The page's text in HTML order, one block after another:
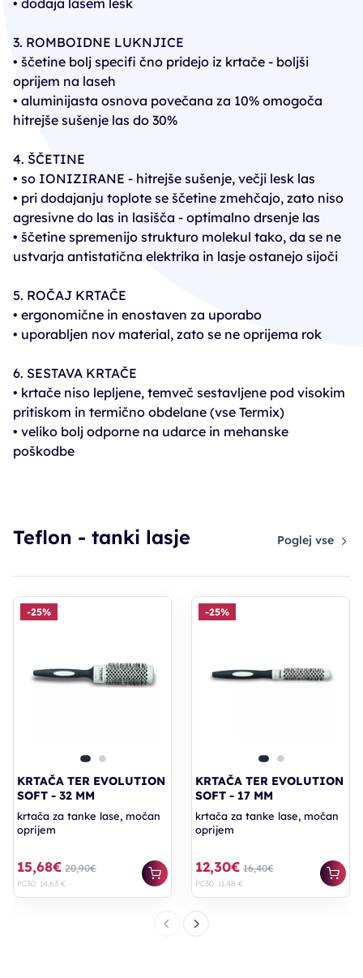
• dodaja lasem lesk
3. ROMBOIDNE LUKNJICE
• ščetine bolj specifi čno pridejo iz krtače - boljši
oprijem na laseh
• aluminijasta osnova povečana za 10% omogoča
hitrejše sušenje las do 30%
4. ŠČETINE
• so IONIZIRANE - hitrejše sušenje, večji lesk las
• pri dodajanju toplote se ščetine zmehčajo, zato niso
agresivne do las in lasišča - optimalno drsenje las
• ščetine spremenijo strukturo molekul tako, da se ne
ustvarja antistatična elektrika in lasje ostanejo sijoči
5. ROČAJ KRTAČE
• ergonomične in enostaven za uporabo
• uporabljen nov material, zato se ne oprijema rok
6. SESTAVA KRTAČE
• krtače niso lepljene, temveč sestavljene pod visokim
pritiskom in termično obdelane (vse Termix)
• veliko bolj odporne na udarce in mehanske
poškodbe
Teflon - tanki lasje Poglej vse
-25%
KRTAČA TER EVOLUTION
SOFT - 32 MM
krtača za tanke lase, močan
oprijem
15,68€ 20,90€
PC30: 14,63 €
-25%
KRTAČA TER EVOLUTION
SOFT - 17 MM
krtača za tanke lase, močan
oprijem
12,30€ 16,40€
PC30: 11,48 €